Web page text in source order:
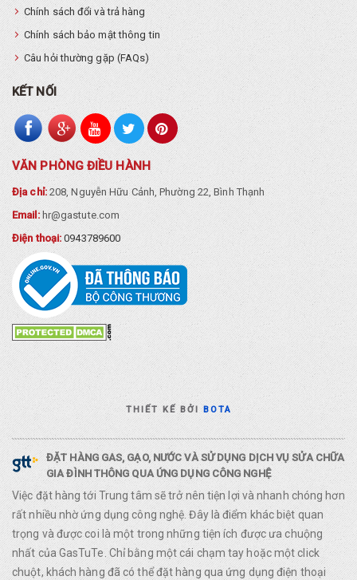
Chính sách đổi và trả hàng
Chính sách bảo mật thông tin
Câu hỏi thường gặp (FAQs)
KẾT NỐI
VĂN PHÒNG ĐIỀU HÀNH
Địa chỉ:208, Nguyễn Hữu Cảnh, Phường 22, Bình Thạnh
Email: hr@gastute.com
Điện thoại:0943789600
THIẾT KẾ BỞIBOTA
ĐẶT HÀNG GAS, GẠO, NƯỚC VÀ SỬ DỤNG DỊCH VỤ SỬA CHỮA
GIA ĐÌNH THÔNG QUA ỨNG DỤNG CÔNG NGHỆ
Việc đặt hàng tới Trung tâm sẽ trở nên tiện lợi và nhanh chóng hơn
rất nhiều nhờ ứng dụng công nghệ. Đây là điểm khác biệt quan
trọng và được coi là một trong những tiện ích được ưa chuộng
nhất của GasTuTe. Chỉ bằng một cái chạm tay hoặc một click
chuột, khách hàng đã có thể đặt hàng qua ứng dụng điện thoại